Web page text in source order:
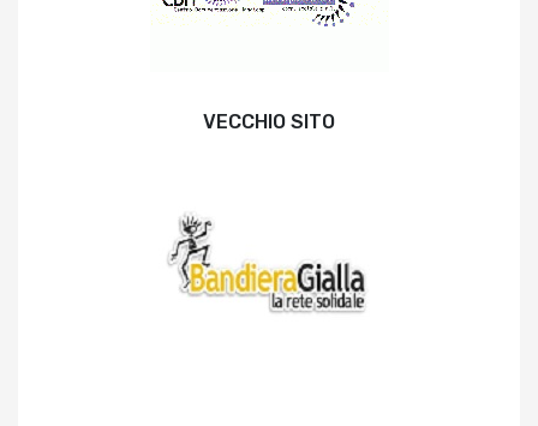
VECCHIO SITO